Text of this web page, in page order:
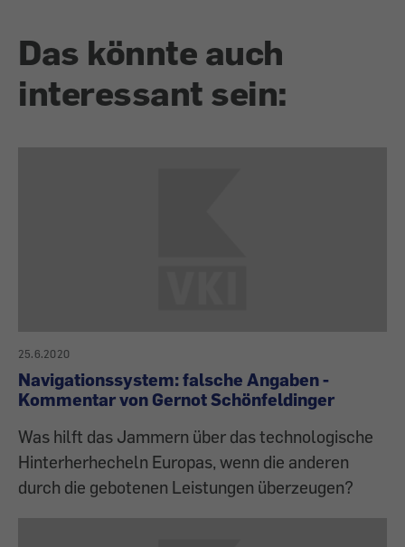
Das könnte auch
interessant sein:
25.6.2020
Navigationssystem: falsche Angaben -
Kommentar von Gernot Schönfeldinger
Was hilft das Jammern über das technologische
Hinterherhecheln Europas, wenn die anderen
durch die gebotenen Leistungen überzeugen?